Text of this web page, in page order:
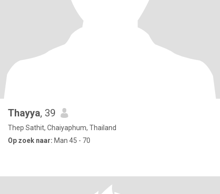
Thayya, 39
Thep Sathit, Chaiyaphum, Thailand
Op zoek naar: Man 45 - 70